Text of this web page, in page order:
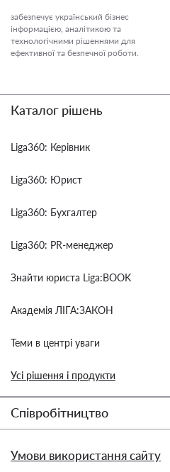
забезпечує український бізнес
інформацією, аналітикою та
технологічними рішеннями для
ефективної та безпечної роботи.
Каталог рішень
Liga360: Керівник
Liga360: Юрист
Liga360: Бухгалтер
Liga360: PR-менеджер
Знайти юриста Liga:BOOK
Академія ЛІГА:ЗАКОН
Теми в центрі уваги
Усі рішення і продукти
Співробітництво
Умови використання сайту